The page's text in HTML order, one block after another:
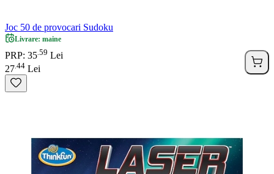
Joc 50 de provocari Sudoku
Livrare: maine
PRP: 35 59 Lei
27 44 Lei